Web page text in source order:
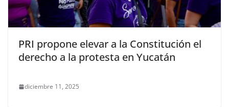
PRI propone elevar a la Constitución el
derecho a la protesta en Yucatán
diciembre 11, 2025